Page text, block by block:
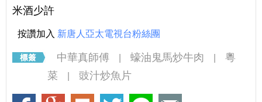
米酒少許
按讚加入 新唐人亞太電視台粉絲團
中華真師傅 蠔油鬼馬炒牛肉
粵
菜
豉汁炒魚片